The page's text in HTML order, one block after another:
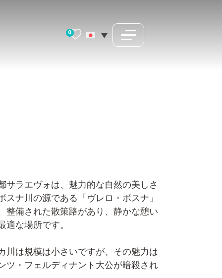
0
ラエヴォは、魅力的な自然の美しさ
ナ川の源である「ヴレロ・ボスナ」
整備された散策路があり、静かな憩い
な場所です。
川は規模は小さいですが、その魅力は
ツ・フェルディナント大公が暗殺され